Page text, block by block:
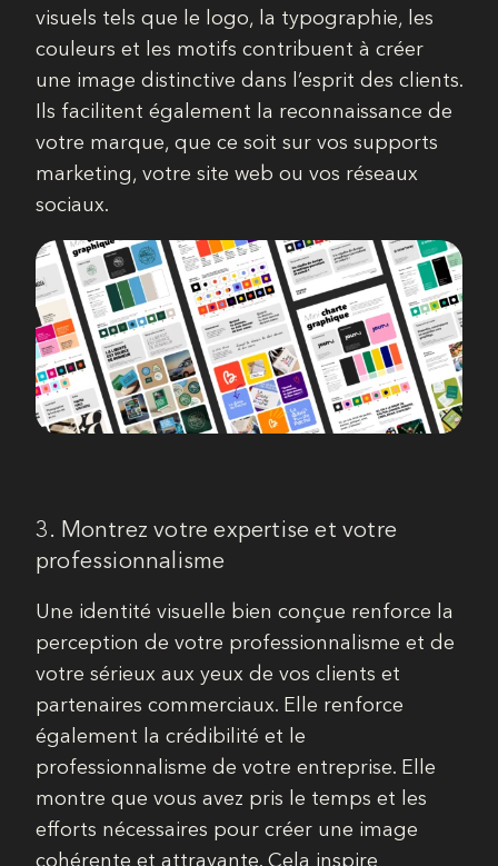
visuels tels que le logo, la typographie, les
couleurs et les motifs contribuent à créer
une image distinctive dans l’esprit des clients.
Ils facilitent également la reconnaissance de
votre marque, que ce soit sur vos supports
marketing, votre site web ou vos réseaux
sociaux.
3. Montrez votre expertise et votre
professionnalisme
Une identité visuelle bien conçue renforce la
perception de votre professionnalisme et de
votre sérieux aux yeux de vos clients et
partenaires commerciaux. Elle renforce
également la crédibilité et le
professionnalisme de votre entreprise. Elle
montre que vous avez pris le temps et les
efforts nécessaires pour créer une image
cohérente et attrayante. Cela inspire